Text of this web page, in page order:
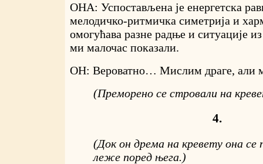
ОНА: Успостављена је енергетска
мелодичко-ритмичка симетрија и
омогућава разне радње и ситуације
ми малочас показали.
ОН: Вероватно… Мислим драге, али
(Преморено се стровали на
4.
(Док он дрема на кревету она се
леже поред њега.)